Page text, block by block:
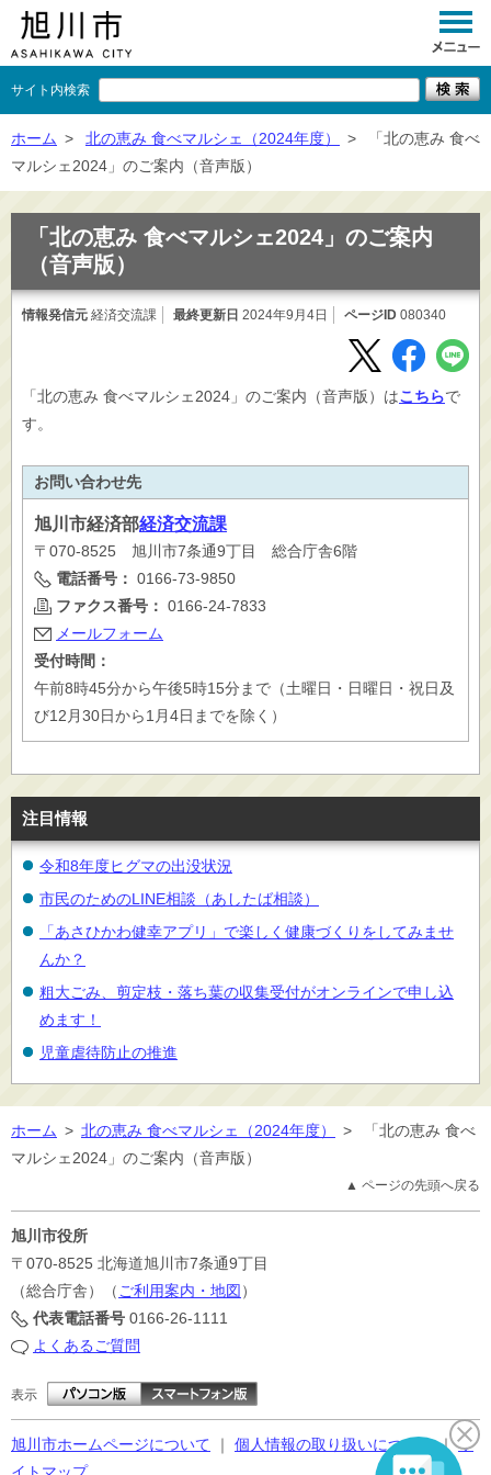
サイト内検索
くらし
観光
施設一覧
× 閉じる
ホーム > 北の恵み 食べマルシェ（2024年度） >
「北の恵み 食べ
マルシェ2024」のご案内（音声版）
「北の恵み 食べマルシェ2024」のご案内
（音声版）
情報発信元 経済交流課 最終更新日 2024年9月4日 ページID 080340
「北の恵み 食べマルシェ2024」のご案内（音声版）はこちらで
す。
お問い合わせ先
旭川市経済部経済交流課
〒070-8525 旭川市7条通9丁目 総合庁舎6階
電話番号： 0166-73-9850
ファクス番号： 0166-24-7833
メールフォーム
受付時間：
午前8時45分から午後5時15分まで（土曜日・日曜日・祝日及
び12月30日から1月4日までを除く）
注目情報
令和8年度ヒグマの出没状況
市民のためのLINE相談（あしたば相談）
「あさひかわ健幸アプリ」で楽しく健康づくりをしてみませ
んか？
粗大ごみ、剪定枝・落ち葉の収集受付がオンラインで申し込
めます！
児童虐待防止の推進
ホーム > 北の恵み 食べマルシェ（2024年度） >
「北の恵み 食べ
マルシェ2024」のご案内（音声版）
▲ ページの先頭へ戻る
旭川市役所
〒070-8525 北海道旭川市7条通9丁目
（総合庁舎）（ ご利用案内・地図 ）
代表電話番号 0166-26-1111
よくあるご質問
表示
旭川市ホームページについて ｜ 個人情報の取り扱いについて｜サ